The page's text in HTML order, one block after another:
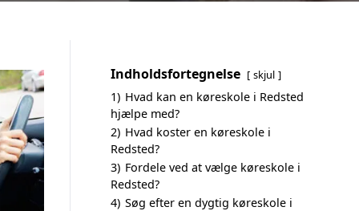
Indholdsfortegnelse skjul
1) Hvad kan en køreskole i Redsted
hjælpe med?
2) Hvad koster en køreskole i
Redsted?
3) Fordele ved at vælge køreskole i
Redsted?
4) Søg efter en dygtig køreskole i